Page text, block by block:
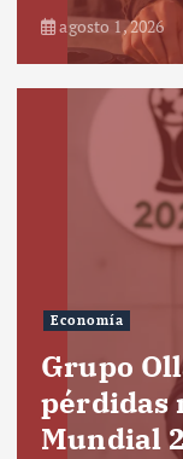
agosto 1, 2026
Economía
Grupo
pérdidas
Mundial